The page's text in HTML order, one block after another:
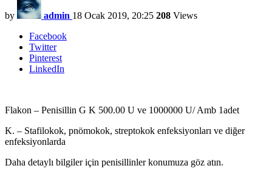
by admin 18 Ocak 2019, 20:25 208 Views
Facebook
Twitter
Pinterest
LinkedIn
Flakon – Penisillin G K 500.00 U ve 1000000 U/ Amb 1adet
K. – Stafilokok, pnömokok, streptokok enfeksiyonları ve diğer
enfeksiyonlarda
Daha detaylı bilgiler için penisillinler konumuza göz atın.